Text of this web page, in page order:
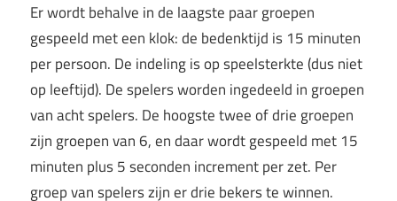
Er wordt behalve in de laagste paar groepen
gespeeld met een klok: de bedenktijd is 15 minuten
per persoon. De indeling is op speelsterkte (dus niet
op leeftijd). De spelers worden ingedeeld in groepen
van acht spelers. De hoogste twee of drie groepen
zijn groepen van 6, en daar wordt gespeeld met 15
minuten plus 5 seconden increment per zet. Per
groep van spelers zijn er drie bekers te winnen.